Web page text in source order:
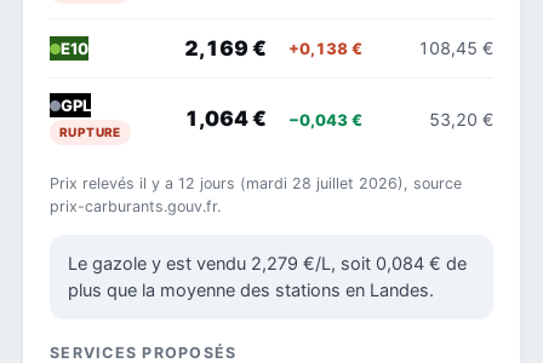
E10 2,169 € +0,138 € 108,45 €
GPL
RUPTURE
1,064 € −0,043 € 53,20 €
Prix relevés il y a 12 jours (mardi 28 juillet 2026), source
prix-carburants.gouv.fr.
Le gazole y est vendu 2,279 €/L, soit 0,084 € de
plus que la moyenne des stations en Landes.
SERVICES PROPOSÉS